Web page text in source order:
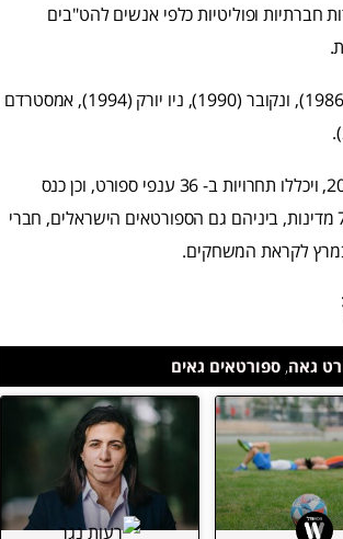
ופוליטיות כלפי אנשים להט"בים
התחרויות נערכו לראשונה ב-1982 בסן פרנסיסקו, ובהמשך בסן פרנסיסקו (1986), ונקובר (1990), ניו יורק (1994), אמסטרדם
משחקי ה-GAY GAMES הקרובים ייערכו בפריז בתאריכים 4-12 אוגוסט 2018, ויכללו תחרויות ב- 36 ענפי ספורט, וכן כנס
אקדמי ואירועי תרבות שונים הצפויים למשוך יחד כ-15,000 משתתפים מ 70 מדינות, ביניהם גם הספורטאים הישראלים, חברי
לקראת המשחקים.
גאה, ספורטאים גאים